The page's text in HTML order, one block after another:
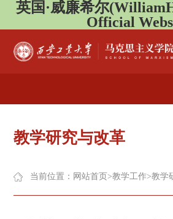
英国·威廉希尔
Official
教学研究与改革
当前位置： 网站首页>教学工作>教学